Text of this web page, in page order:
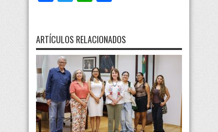
ARTÍCULOS RELACIONADOS